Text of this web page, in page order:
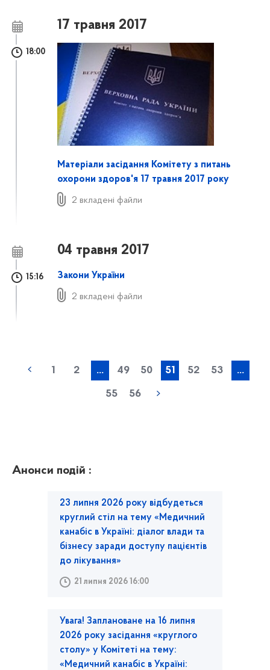
17 травня 2017
18:00
Матеріали засідання Комітету з питань
охорони здоров'я 17 травня 2017 року
2 вкладені файли
04 травня 2017
15:16 Закони України
2 вкладені файли
1 2 ... 49 50 51 52 53 ...
55 56
Анонси подій :
23 липня 2026 року відбудеться
круглий стіл на тему «Медичний
канабіс в Україні: діалог влади та
бізнесу заради доступу пацієнтів
до лікування»
21 липня 2026 16:00
Увага! Заплановане на 16 липня
2026 року засідання «круглого
столу» у Комітеті на тему:
«Медичний канабіс в Україні: